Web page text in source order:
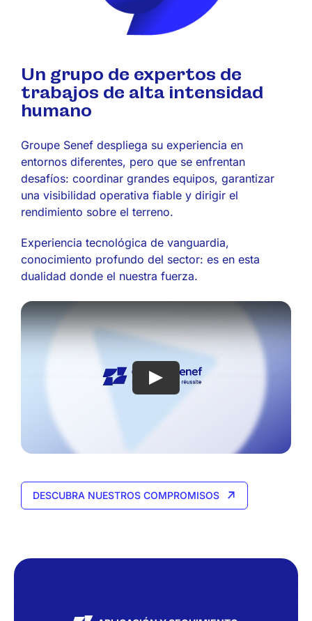
Un grupo de expertos de
trabajos de alta intensidad
humano
Groupe Senef despliega su experiencia en
entornos diferentes, pero que se enfrentan
desafíos: coordinar grandes equipos, garantizar
una visibilidad operativa fiable y dirigir el
rendimiento sobre el terreno.
Experiencia tecnológica de vanguardia,
conocimiento profundo del sector: es en esta
dualidad donde el nuestra fuerza.
DESCUBRA NUESTROS COMPROMISOS